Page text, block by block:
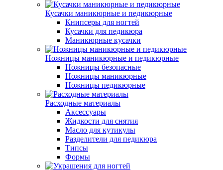
Кусачки маникюрные и педикюрные
Книпсеры для ногтей
Кусачки для педикюра
Маникюрные кусачки
Ножницы маникюрные и педикюрные
Ножницы безопасные
Ножницы маникюрные
Ножницы педикюрные
Расходные материалы
Аксессуары
Жидкости для снятия
Масло для кутикулы
Разделители для педикюра
Типсы
Формы